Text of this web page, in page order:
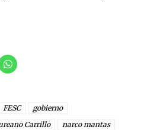
FESC
gobierno
Carrillo
narco mantas